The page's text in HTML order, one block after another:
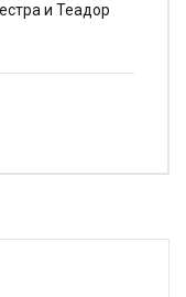
и Теадор